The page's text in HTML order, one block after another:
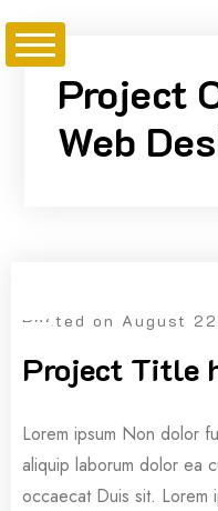
Project
Web
Posted on August
Project Title
Lorem ipsum Non dolor
aliquip laborum dolor ea
occaecat Duis sit. Lorem